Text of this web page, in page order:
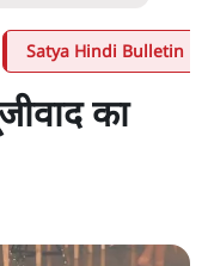
Satya Hindi Bulletin
का